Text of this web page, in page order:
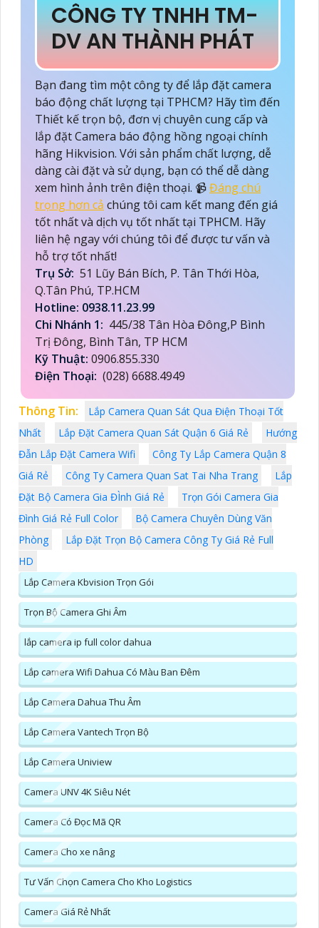
CÔNG TY TNHH TM-
DV AN THÀNH PHÁT
Bạn đang tìm một công ty để lắp đặt camera
báo động chất lượng tại TPHCM? Hãy tìm đến
Thiết kế trọn bộ, đơn vị chuyên cung cấp và
lắp đặt Camera báo động hồng ngoại chính
hãng Hikvision. Với sản phẩm chất lượng, dễ
dàng cài đặt và sử dụng, bạn có thể dễ dàng
xem hình ảnh trên điện thoại. 📹Đáng chú
trọng hơn cả chúng tôi cam kết mang đến giá
tốt nhất và dịch vụ tốt nhất tại TPHCM. Hãy
liên hệ ngay với chúng tôi để được tư vấn và
hỗ trợ tốt nhất!
Trụ Sở: 51 Lũy Bán Bích, P. Tân Thới Hòa,
Q.Tân Phú, TP.HCM
Hotline: 0938.11.23.99
Chi Nhánh 1: 445/38 Tân Hòa Đông,P Bình
Trị Đông, Bình Tân, TP HCM
Kỹ Thuật: 0906.855.330
Điện Thoại: (028) 6688.4949
Thông Tin:
Lắp Camera Quan Sát Qua Điện Thoại Tốt
Nhất
Lắp Đặt Camera Quan Sát Quận 6 Giá Rẻ
Hướng
Đẫn Lắp Đặt Camera Wifi
Công Ty Lắp Camera Quận 8
Giá Rẻ
Công Ty Camera Quan Sat Tai Nha Trang
Lắp
Đặt Bộ Camera Gia ĐÌnh Giá Rẻ
Trọn Gói Camera Gia
Đình Giá Rẻ Full Color
Bộ Camera Chuyên Dùng Văn
Phòng
Lắp Đặt Trọn Bộ Camera Công Ty Giá Rẻ Full
HD
Lắp Camera Kbvision Trọn Gói
Trọn Bộ Camera Ghi Âm
lắp camera ip full color dahua
Lắp camera Wifi Dahua Có Màu Ban Đêm
Lắp Camera Dahua Thu Âm
Lắp Camera Vantech Trọn Bộ
Lắp Camera Uniview
Camera UNV 4K Siêu Nét
Camera Có Đọc Mã QR
Camera Cho xe nâng
Tư Vấn Chọn Camera Cho Kho Logistics
Camera Giá Rẻ Nhất